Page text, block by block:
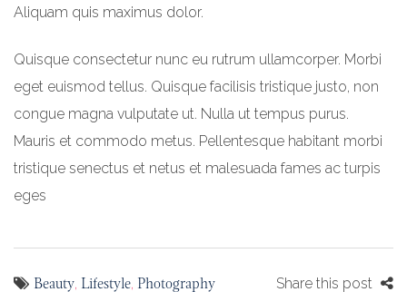
Aliquam quis maximus dolor.
Quisque consectetur nunc eu rutrum ullamcorper. Morbi
eget euismod tellus. Quisque facilisis tristique justo, non
congue magna vulputate ut. Nulla ut tempus purus.
Mauris et commodo metus. Pellentesque habitant morbi
tristique senectus et netus et malesuada fames ac turpis
eges
Beauty, Lifestyle, Photography Share this post